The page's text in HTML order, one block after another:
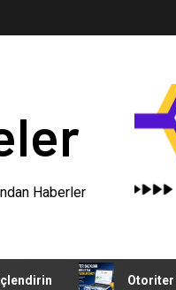
Haberler
Otoriter